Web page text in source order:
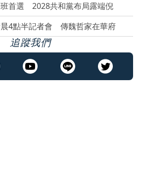
班首選 2028共和黨布局露端倪
4點半記者會 傳魏哲家在華府
追蹤我們